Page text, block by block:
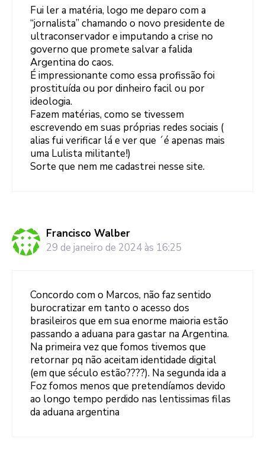
Fui ler a matéria, logo me deparo com a
“jornalista” chamando o novo presidente de
ultraconservador e imputando a crise no
governo que promete salvar a falida
Argentina do caos.
É impressionante como essa profissão foi
prostituída ou por dinheiro facil ou por
ideologia.
Fazem matérias, como se tivessem
escrevendo em suas próprias redes sociais (
alias fui verificar lá e ver que ´é apenas mais
uma Lulista militante!)
Sorte que nem me cadastrei nesse site.
Francisco Walber
29 de janeiro de 2024 às 16:25
Concordo com o Marcos, não faz sentido
burocratizar em tanto o acesso dos
brasileiros que em sua enorme maioria estão
passando a aduana para gastar na Argentina.
Na primeira vez que fomos tivemos que
retornar pq não aceitam identidade digital
(em que século estão????). Na segunda ida a
Foz fomos menos que pretendíamos devido
ao longo tempo perdido nas lentissimas filas
da aduana argentina